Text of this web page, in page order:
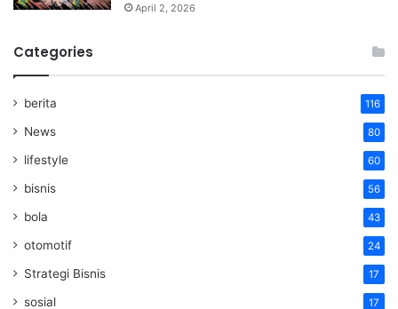
April 2, 2026
Categories
berita 116
News 80
lifestyle 60
bisnis 56
bola 43
otomotif 24
Strategi Bisnis 17
sosial 17